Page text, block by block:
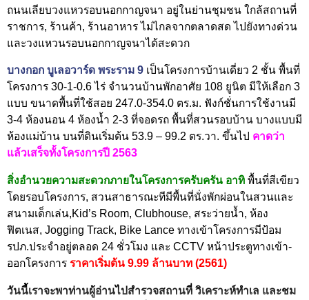
ถนนเลียบวงแหวรอบนอกกาญจนา อยู่ในย่านชุมชน ใกล้สถานที่
ราชการ, ร้านค้า, ร้านอาหาร ไม่ไกลจากตลาดสด ไปยังทางด่วน
และวงแหวนรอบนอกกาญจนาได้สะดวก
บางกอก บูเลอวาร์ด พระราม 9 เป็นโครงการบ้านเดี่ยว 2 ชั้น พื้นที่
โครงการ 30-1-0.6 ไร่ จำนวนบ้านพักอาศัย 108 ยูนิต มีให้เลือก 3
แบบ ขนาดพื้นที่ใช้สอย 247.0-354.0 ตร.ม. ฟังก์ชั่นการใช้งานมี
3-4 ห้องนอน 4 ห้องน้ำ 2-3 ที่จอดรถ พื้นที่สวนรอบบ้าน บางแบบมี
ห้องแม่บ้าน บนที่ดินเริ่มต้น 53.9 – 99.2 ตร.วา. ขึ้นไป คาดว่า
แล้วเสร็จทั้งโครงการปี 2563
สิ่งอำนวยความสะดวกภายในโครงการครับครัน อาทิ พื้นที่สีเขียว
โดยรอบโครงการ, สวนสาธารณะทีมีพื้นที่นั่งพักผ่อนในสวนและ
สนามเด็กเล่น,Kid’s Room, Clubhouse, สระว่ายน้ำ, ห้อง
ฟิตเนส, Jogging Track, Bike Lance ทางเข้าโครงการมีป้อม
รปภ.ประจำอยู่ตลอด 24 ชั่วโมง และ CCTV หน้าประตูทางเข้า-
ออกโครงการ ราคาเริ่มต้น 9.99 ล้านบาท (2561)
วันนี้เราจะพาท่านผู้อ่านไปสำรวจสถานที่ วิเคราะห์ทำเล และชม